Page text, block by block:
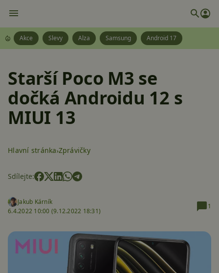
Akce Slevy Alza Samsung Android 17
Starší Poco M3 se
dočká Androidu 12 s
MIUI 13
Hlavní stránka Zprávičky
Sdílejte:
Jakub Kárník
6.4.2022 10:00 (9.12.2022 18:31)
1